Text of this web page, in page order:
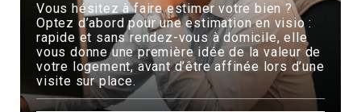
Vous hésitez à faire estimer votre bien ?
Optez d’abord pour une estimation en visio :
rapide et sans rendez-vous à domicile, elle
vous donne une première idée de la valeur de
votre logement, avant d’être affinée lors d’une
visite sur place.